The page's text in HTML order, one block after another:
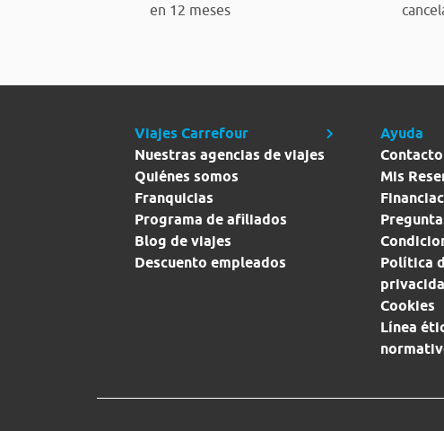
en 12 meses
Viajes Carrefour
Nuestras agencias de viajes
Quiénes somos
Franquicias
Programa de afiliados
Blog de viajes
Descuento empleados
Ayuda
Contacto
Mis
Política
Cookies
Línea